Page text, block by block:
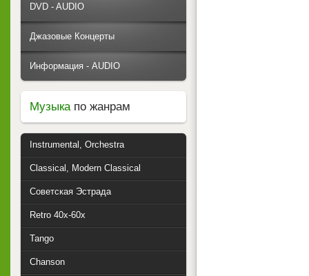
DVD - AUDIO
Джазовые Концерты
Информация - AUDIO
Музыкапо жанрам
Instrumental, Orchestra
Classical, Modern Classical
Советская Эстрада
Retro 40x-60x
Tango
Chanson